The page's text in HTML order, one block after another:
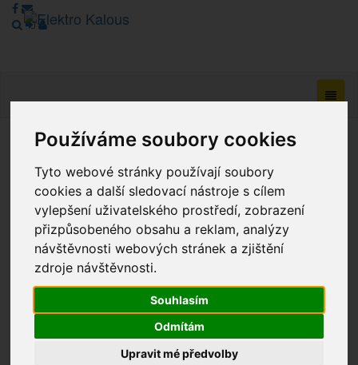
Používáme soubory cookies
Tyto webové stránky používají soubory
cookies a další sledovací nástroje s cílem
vylepšení uživatelského prostředí, zobrazení
přizpůsobeného obsahu a reklam, analýzy
návštěvnosti webových stránek a zjištění
zdroje návštěvnosti.
Souhlasím
Odmítám
Upravit mé předvolby
režimu Katalogu. Objednávky on-line nyní nelze vyřídit.
Děkujeme za pochopení.
Výprodej
Novinky